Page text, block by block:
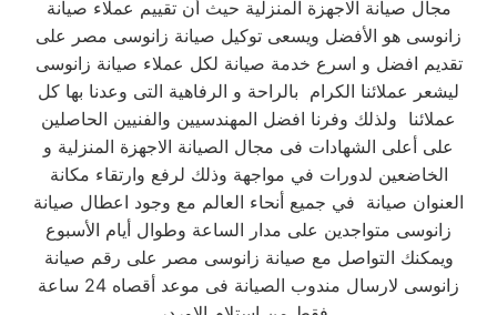
مجال صيانة الاجهزة المنزلية حيث أن تقييم عملاء صيانة
زانوسى هو الأفضل ويسعى توكيل صيانة زانوسى مصر على
تقديم افضل و اسرع خدمة صيانة لكل عملاء صيانة زانوسى
ليشعر عملائنا الكرام بالراحة و الرفاهية التى وعدنا بها كل
عملائنا ولذلك وفرنا افضل المهندسيين والفنيين الحاصلين
على أعلى الشهادات فى مجال الصيانة الاجهزة المنزلية و
الخاضعين لدورات في مواجهة وذلك لرفع وارتقاء مكانة
العنوان صيانة في جميع أنحاء العالم مع وجود اعطال صيانة
زانوسى متواجدين على مدار الساعة وطوال أيام الأسبوع
ويمكنك التواصل مع صيانة زانوسى مصر على رقم صيانة
زانوسى لارسال مندوب الصيانة فى موعد أقصاه 24 ساعة